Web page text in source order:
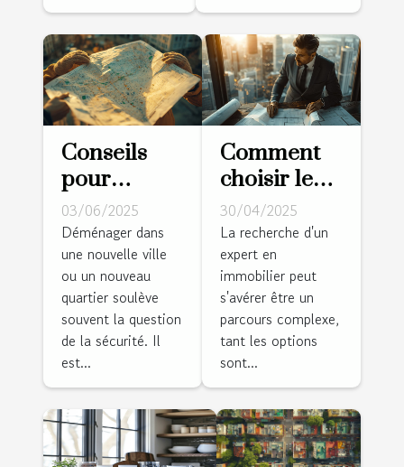
Conseils
pour
choisir un
quartier sûr
lorsque
vous
déménagez
03/06/2025
Déménager dans
une nouvelle ville
ou un nouveau
quartier soulève
souvent la question
de la sécurité. Il
est...
Comment
choisir le
meilleur
expert pour
vos besoins
immobiliers
?
30/04/2025
La recherche d'un
expert en
immobilier peut
s'avérer être un
parcours complexe,
tant les options
sont...